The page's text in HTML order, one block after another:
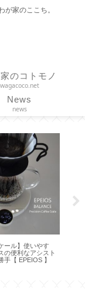
家のここち。
のコトモノ
wagacoco.net
News
news
ル】使いやす
便利なアシスト
【 EPEIOS 】